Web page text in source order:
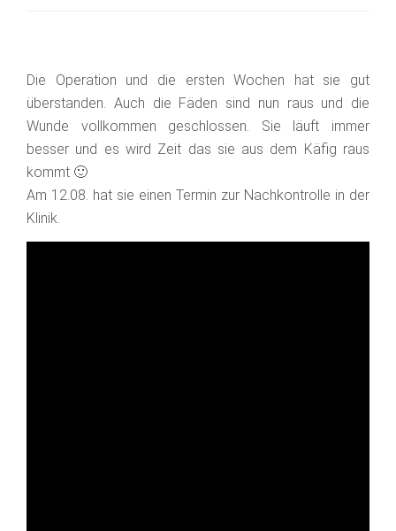
Die Operation und die ersten Wochen hat sie gut
überstanden. Auch die Fäden sind nun raus und die
Wunde vollkommen geschlossen. Sie läuft immer
besser und es wird Zeit das sie aus dem Käfig raus
kommt 🙂
Am 12.08. hat sie einen Termin zur Nachkontrolle in der
Klinik.